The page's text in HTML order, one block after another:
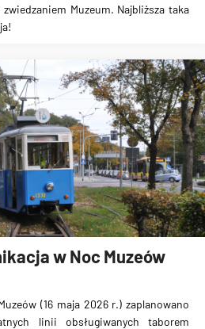
Muzeum. Najbliższa taka
w Noc Muzeów
(16 maja 2026 r.) zaplanowano
linii obsługiwanych taborem